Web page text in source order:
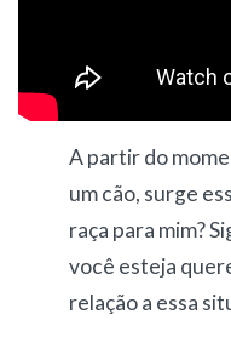
A partir do
um cão, surge
raça para mim?
você esteja
relação a essa